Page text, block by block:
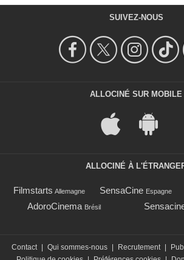
SUIVEZ-NOUS
ALLOCINÉ SUR MOBILE
ALLOCINÉ À
Filmstarts Allemagne SensaCine Espagne
AdoroCinema Brésil
Contact | Qui sommes-nous | Recrutement |